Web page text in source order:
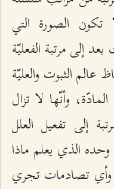
الصورة التي
إلى مرتبة الفعليّة
الثبوت والعليّة
وأنّها لا تزال
إلى تفعيل العلل
وحده الذي يعلم ماذا
وأي تصادمات تجري